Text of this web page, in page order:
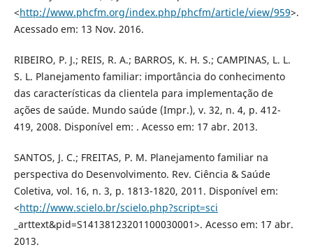
<http://www.phcfm.org/index.php/phcfm/article/view/959>.
Acessado em: 13 Nov. 2016.
RIBEIRO, P. J.; REIS, R. A.; BARROS, K. H. S.; CAMPINAS, L. L.
S. L. Planejamento familiar: importância do conhecimento
das características da clientela para implementação de
ações de saúde. Mundo saúde (Impr.), v. 32, n. 4, p. 412-
419, 2008. Disponível em: . Acesso em: 17 abr. 2013.
SANTOS, J. C.; FREITAS, P. M. Planejamento familiar na
perspectiva do Desenvolvimento. Rev. Ciência & Saúde
Coletiva, vol. 16, n. 3, p. 1813-1820, 2011. Disponível em:
<http://www.scielo.br/scielo.php?script=sci
_arttext&pid=S14138123201100030001>. Acesso em: 17 abr.
2013.